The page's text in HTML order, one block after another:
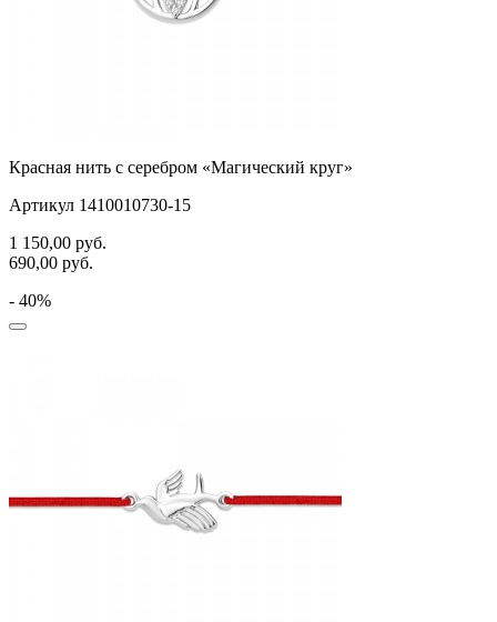
Красная нить с серебром «Магический круг»
Артикул 1410010730-15
1 150,00 руб.
690,00 руб.
- 40%